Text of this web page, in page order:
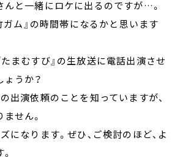
と一緒にロケに出るのですが…。
ガム』の時間帯になるかと思います
まむすび』の生放送に電話出演させ
うか？
出演依頼のことを知っていますが、
せん。
になります。ぜひ、ご検討のほど、よ